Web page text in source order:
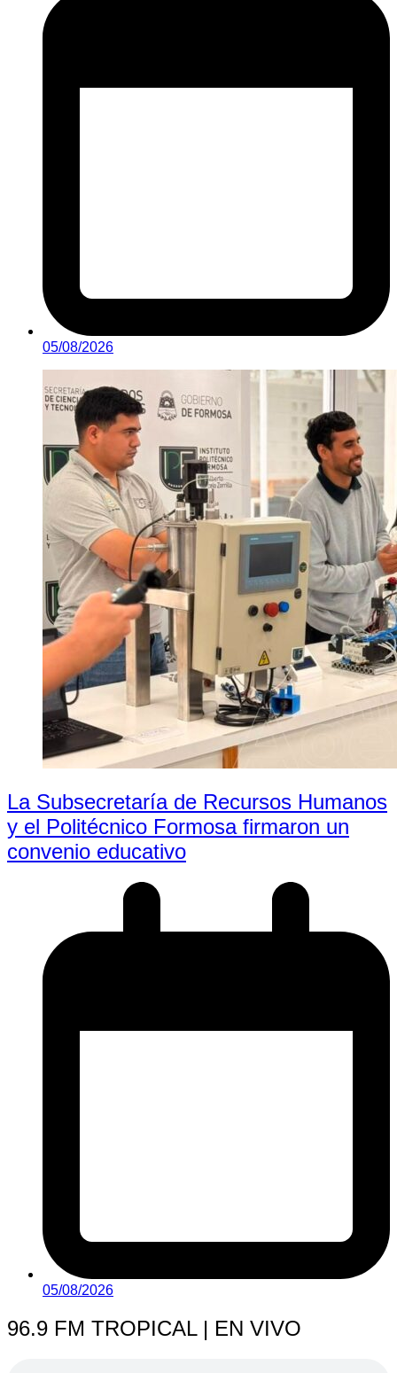
05/08/2026
La Subsecretaría de Recursos Humanos
y el Politécnico Formosa firmaron un
convenio educativo
05/08/2026
96.9 FM TROPICAL | EN VIVO